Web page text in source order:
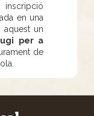
en una
aquest un
per a
de